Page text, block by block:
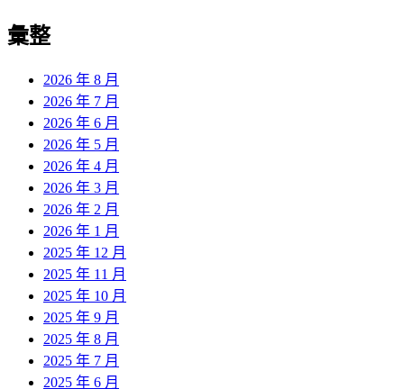
彙整
2026 年 8 月
2026 年 7 月
2026 年 6 月
2026 年 5 月
2026 年 4 月
2026 年 3 月
2026 年 2 月
2026 年 1 月
2025 年 12 月
2025 年 11 月
2025 年 10 月
2025 年 9 月
2025 年 8 月
2025 年 7 月
2025 年 6 月